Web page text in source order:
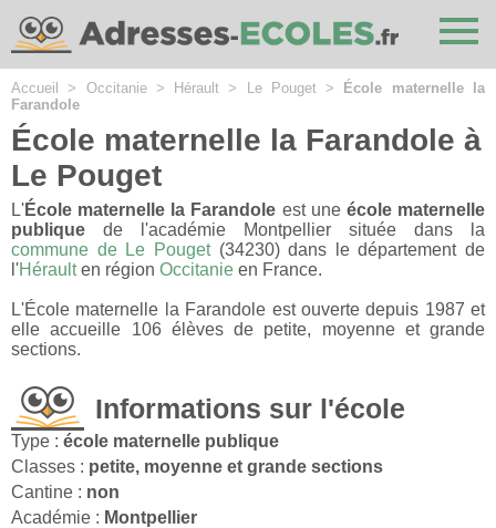
Accueil > Occitanie> Hérault > Le Pouget>
École maternelle la
Farandole
École maternelle la Farandole à
Le Pouget
L'École maternelle la Farandole est une école maternelle
publique de l'académie Montpellier située dans la
commune de Le Pouget(34230) dans le département de
l'Héraulten région Occitanie en France.
L'École maternelle la Farandole est ouverte depuis 1987 et
elle accueille 106 élèves de petite, moyenne et grande
sections.
Informations sur l'école
Type : école maternelle publique
Classes : petite, moyenne et grande sections
Cantine : non
Académie : Montpellier